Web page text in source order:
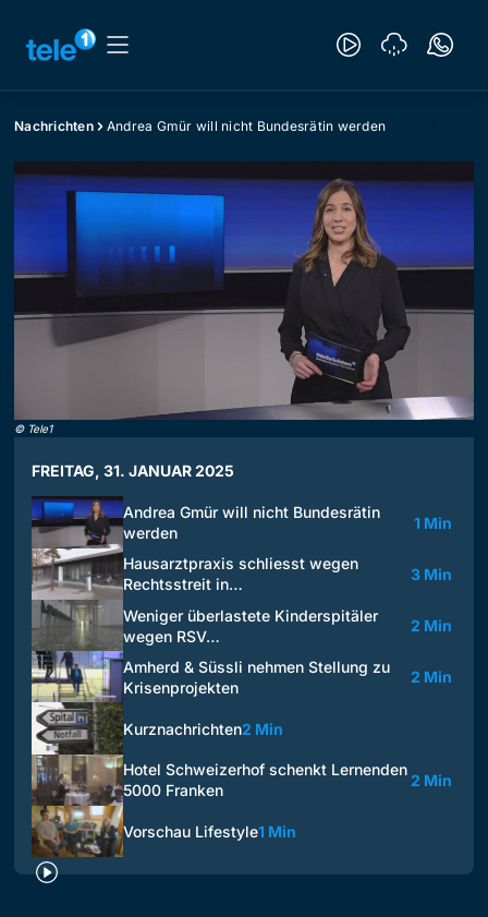
Nachrichten Andrea Gmür will nicht Bundesrätin werden
© Tele1
FREITAG, 31. JANUAR 2025
Andrea Gmür will nicht Bundesrätin
werden
1 Min
Hausarztpraxis schliesst wegen
Rechtsstreit in…
3 Min
Weniger überlastete Kinderspitäler
wegen RSV…
2 Min
Amherd & Süssli nehmen Stellung zu
Krisenprojekten
2 Min
Kurznachrichten2 Min
Hotel Schweizerhof schenkt Lernenden
5000 Franken
2 Min
Vorschau Lifestyle1 Min